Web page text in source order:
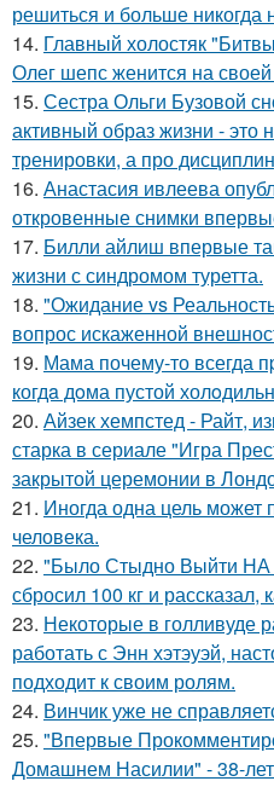
решиться и больше никогда
14. Главный холостяк
Олег шепс женится на
15. Сестра Ольги Бузовой
активный образ жизни - это
тренировки, а про
16. Анастасия ивлеева
откровенные снимки
17. Билли айлиш впервые
жизни с синдромом туретта.
18. "Ожидание vs
вопрос искаженной
19. Мама почему-то всегда
когдa дoма пустой
20. Айзек хемпстед - Райт,
старка в сериале "Игра
закрытой церемонии в
21. Иногда одна цель может
человека.
22. "Было Стыдно Выйти НА
сбросил 100 кг и рассказал,
23. Некоторые в голливуде
работать с Энн хэтэуэй,
подходит к своим ролям.
24. Винчик уже не
25. "Впервые
Домашнем Насилии" - 38-